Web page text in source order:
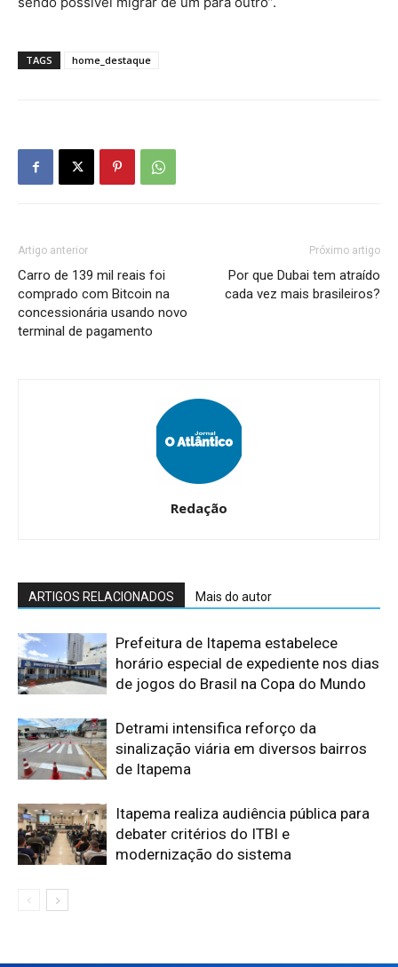
TAGS home_destaque
Artigo anterior
Carro de 139 mil reais foi
comprado com Bitcoin na
concessionária usando novo
terminal de pagamento
Próximo artigo
Por que Dubai tem atraído
cada vez mais brasileiros?
Redação
ARTIGOS RELACIONADOS Mais do autor
Prefeitura de Itapema estabelece
horário especial de expediente nos dias
de jogos do Brasil na Copa do Mundo
Detrami intensifica reforço da
sinalização viária em diversos bairros
de Itapema
Itapema realiza audiência pública para
debater critérios do ITBI e
modernização do sistema